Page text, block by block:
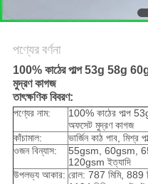
পণ্যের বর্ণনা
100% কাঠের পাল্প 53g 58g
মুদ্রণ কাগজ
তাৎক্ষণিক বিবরণ:
পণ্যের নাম:
100% কাঠের
অফসেট মুদ্রণ কাগজ
কাঁচামাল:
ভার্জিন কাঠ পাব, মিশ্র
ওজন বিন্যাস:
55gsm, 60gsm,
120gsm ইত্যাদি
উপলভ্য আকার: রোল: 787 মিমি, 889